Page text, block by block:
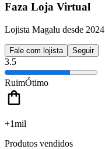
Faza Loja Virtual
Lojista Magalu desde 2024
Fale com lojista Seguir
3.5
RuimÓtimo
+1mil
Produtos vendidos